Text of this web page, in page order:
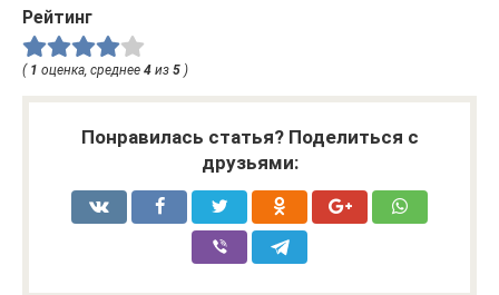
Рейтинг
( 1 оценка, среднее 4 из 5 )
Понравилась статья? Поделиться с
друзьями: